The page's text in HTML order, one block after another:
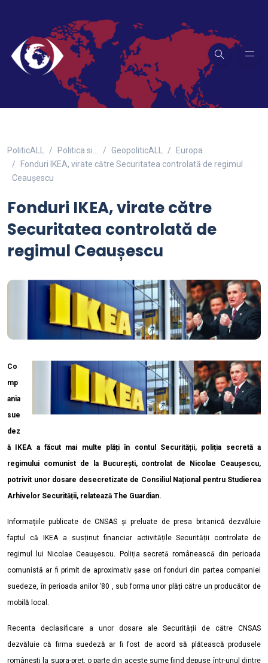
PoliticALL Politica si… GeopoliticALL
Europa
Fonduri IKEA, virate către Securitatea controlată de regimul
Ceaușescu
Fonduri IKEA, virate către
Securitatea controlată de
regimul Ceaușescu
Co
mp
ania
sue
dez
ă IKEA a făcut mai multe plăți în contul Securității, poliția secretă a
regimului comunist de la București, controlat de Nicolae Ceaușescu,
potrivit unor dosare desecretizate de Consiliul Național pentru Studierea
Arhivelor Securității, relatează The Guardian.
Informațiile publicate de CNSAS și preluate de presa britanică dezvăluie
faptul că IKEA
a susținut financiar activitățile Securității controlate de
regimul lui Nicolae Ceaușescu. Poliția secretă românească din perioada
comunistă ar fi primit de aproximativ șase ori fonduri din partea companiei
suedeze, în perioada anilor ’80 , sub forma unor plăți către un producător de
mobilă local.
Recenta declasificare a unor dosare ale Securității de către CNSAS
dezvăluie că firma suedeză ar fi fost de acord să plătească produsele
românești la supra-preț, o parte din aceste sume fiind depuse într-unul dintre